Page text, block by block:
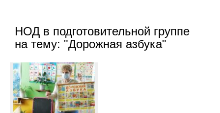
НОД в подготовительной группе
на тему: "Дорожная азбука"